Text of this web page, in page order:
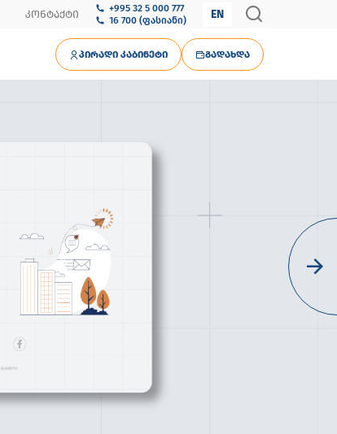
ᲙᲝᲜᲢᲐᲥᲢᲘ
+995 32 5 000 777
16 700 (ფასიანი)
EN
ᲞᲘᲠᲐᲓᲘ ᲙᲐᲑᲘᲜᲔᲢᲘ ᲒᲐᲓᲐᲮᲓᲐ